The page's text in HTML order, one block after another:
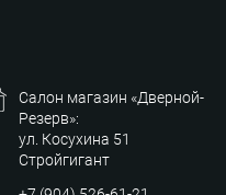
Салон магазин «Дверной-
Резерв»:
ул. Косухина 51
Стройгигант